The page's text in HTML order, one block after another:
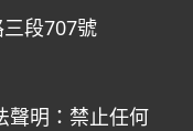
段707號
聲明：禁止任何